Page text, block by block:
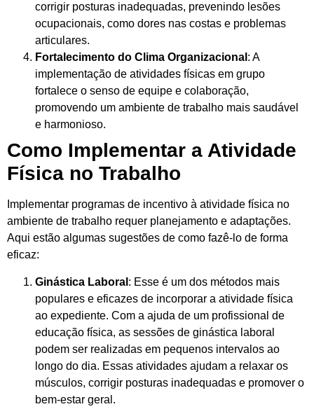
corrigir posturas inadequadas, prevenindo lesões
ocupacionais, como dores nas costas e problemas
articulares.
Fortalecimento do Clima Organizacional : A
implementação de atividades físicas em grupo
fortalece o senso de equipe e colaboração,
promovendo um ambiente de trabalho mais saudável
e harmonioso.
Como Implementar a Atividade
Física no Trabalho
Implementar programas de incentivo à atividade física no
ambiente de trabalho requer planejamento e adaptações.
Aqui estão algumas sugestões de como fazê-lo de forma
eficaz:
Ginástica Laboral : Esse é um dos métodos mais
populares e eficazes de incorporar a atividade física
ao expediente. Com a ajuda de um profissional de
educação física, as sessões de ginástica laboral
podem ser realizadas em pequenos intervalos ao
longo do dia. Essas atividades ajudam a relaxar os
músculos, corrigir posturas inadequadas e promover o
bem-estar geral.